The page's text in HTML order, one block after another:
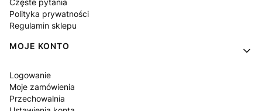
Częste pytania
Polityka prywatności
Regulamin sklepu
MOJE KONTO
Logowanie
Moje zamówienia
Przechowalnia